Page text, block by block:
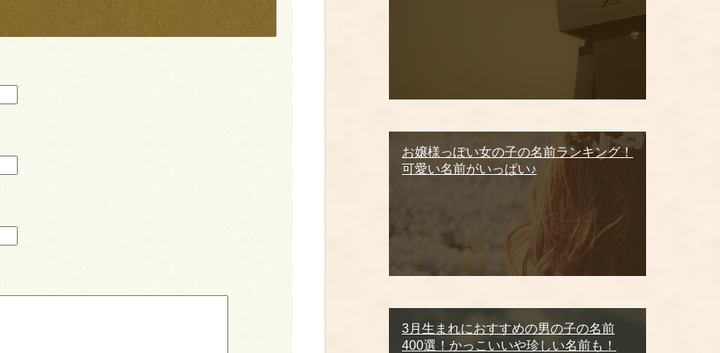
お嬢様っぽい女の子の名前ランキング！
可愛い名前がいっぱい♪
3月生まれにおすすめの男の子の名前
400選！かっこいいや珍しい名前も！